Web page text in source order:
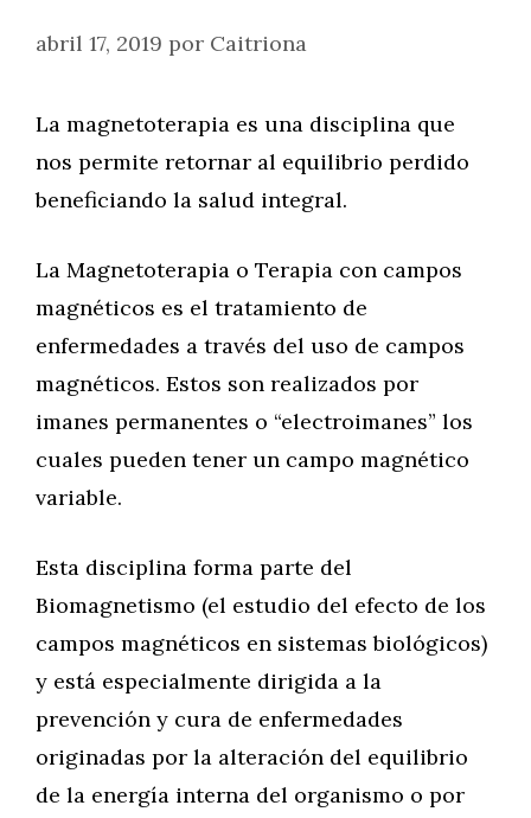
abril 17, 2019 por Caitriona
La magnetoterapia es una disciplina que
nos permite retornar al equilibrio perdido
beneficiando la salud integral.
La Magnetoterapia o Terapia con campos
magnéticos es el tratamiento de
enfermedades a través del uso de campos
magnéticos. Estos son realizados por
imanes permanentes o “electroimanes” los
cuales pueden tener un campo magnético
variable.
Esta disciplina forma parte del
Biomagnetismo (el estudio del efecto de los
campos magnéticos en sistemas biológicos)
y está especialmente dirigida a la
prevención y cura de enfermedades
originadas por la alteración del equilibrio
de la energía interna del organismo o por